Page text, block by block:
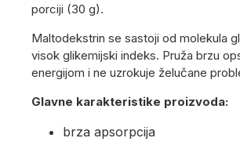
porciji (30 g).
Maltodekstrin se sastoji od molekula
visok glikemijski indeks. Pruža brzu
energijom i ne uzrokuje želučane
Glavne karakteristike proizvoda:
brza apsorpcija